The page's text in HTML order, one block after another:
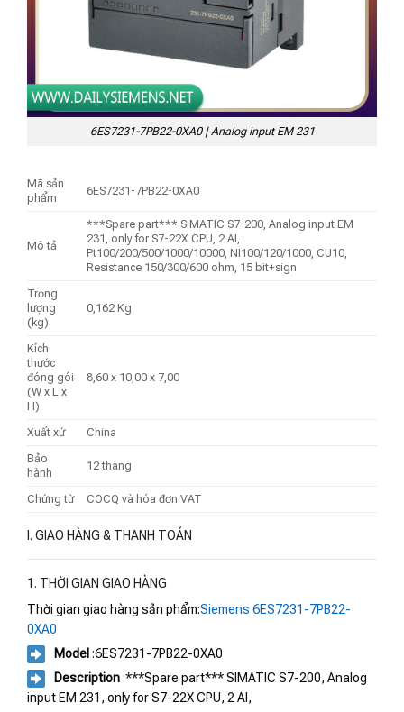
6ES7231-7PB22-0XA0 | Analog input EM 231
Mã sản
phẩm
6ES7231-7PB22-0XA0
Mô tả
***Spare part*** SIMATIC S7-200, Analog input EM
231, only for S7-22X CPU, 2 AI,
Pt100/200/500/1000/10000, NI100/120/1000, CU10,
Resistance 150/300/600 ohm, 15 bit+sign
Trọng
lượng
(kg)
0,162 Kg
Kích
thước
đóng gói
(W x L x
H)
8,60 x 10,00 x 7,00
Xuất xứ
China
Bảo
hành
12 tháng
Chứng từ COCQ và hóa đơn VAT
I. GIAO HÀNG & THANH TOÁN
1. THỜI GIAN GIAO HÀNG
Thời gian giao hàng sản phẩm:Siemens 6ES7231-7PB22-
0XA0
Model :6ES7231-7PB22-0XA0
Description:***Spare part*** SIMATIC S7-200, Analog
input EM 231, only for S7-22X CPU, 2 AI,